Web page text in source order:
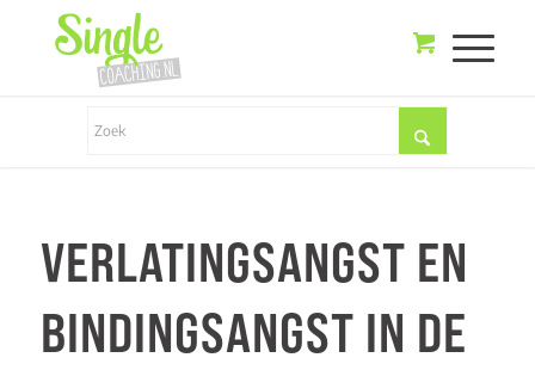
VERLATINGSANGST EN
BINDINGSANGST IN DE